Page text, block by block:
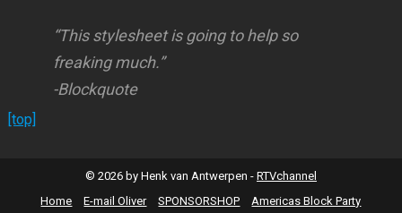
“This stylesheet is going to help so
freaking much.”
-Blockquote
[top]
© 2026 by Henk van Antwerpen - RTVchannel
Home
E-mail Oliver SPONSORSHOP Americas Block Party